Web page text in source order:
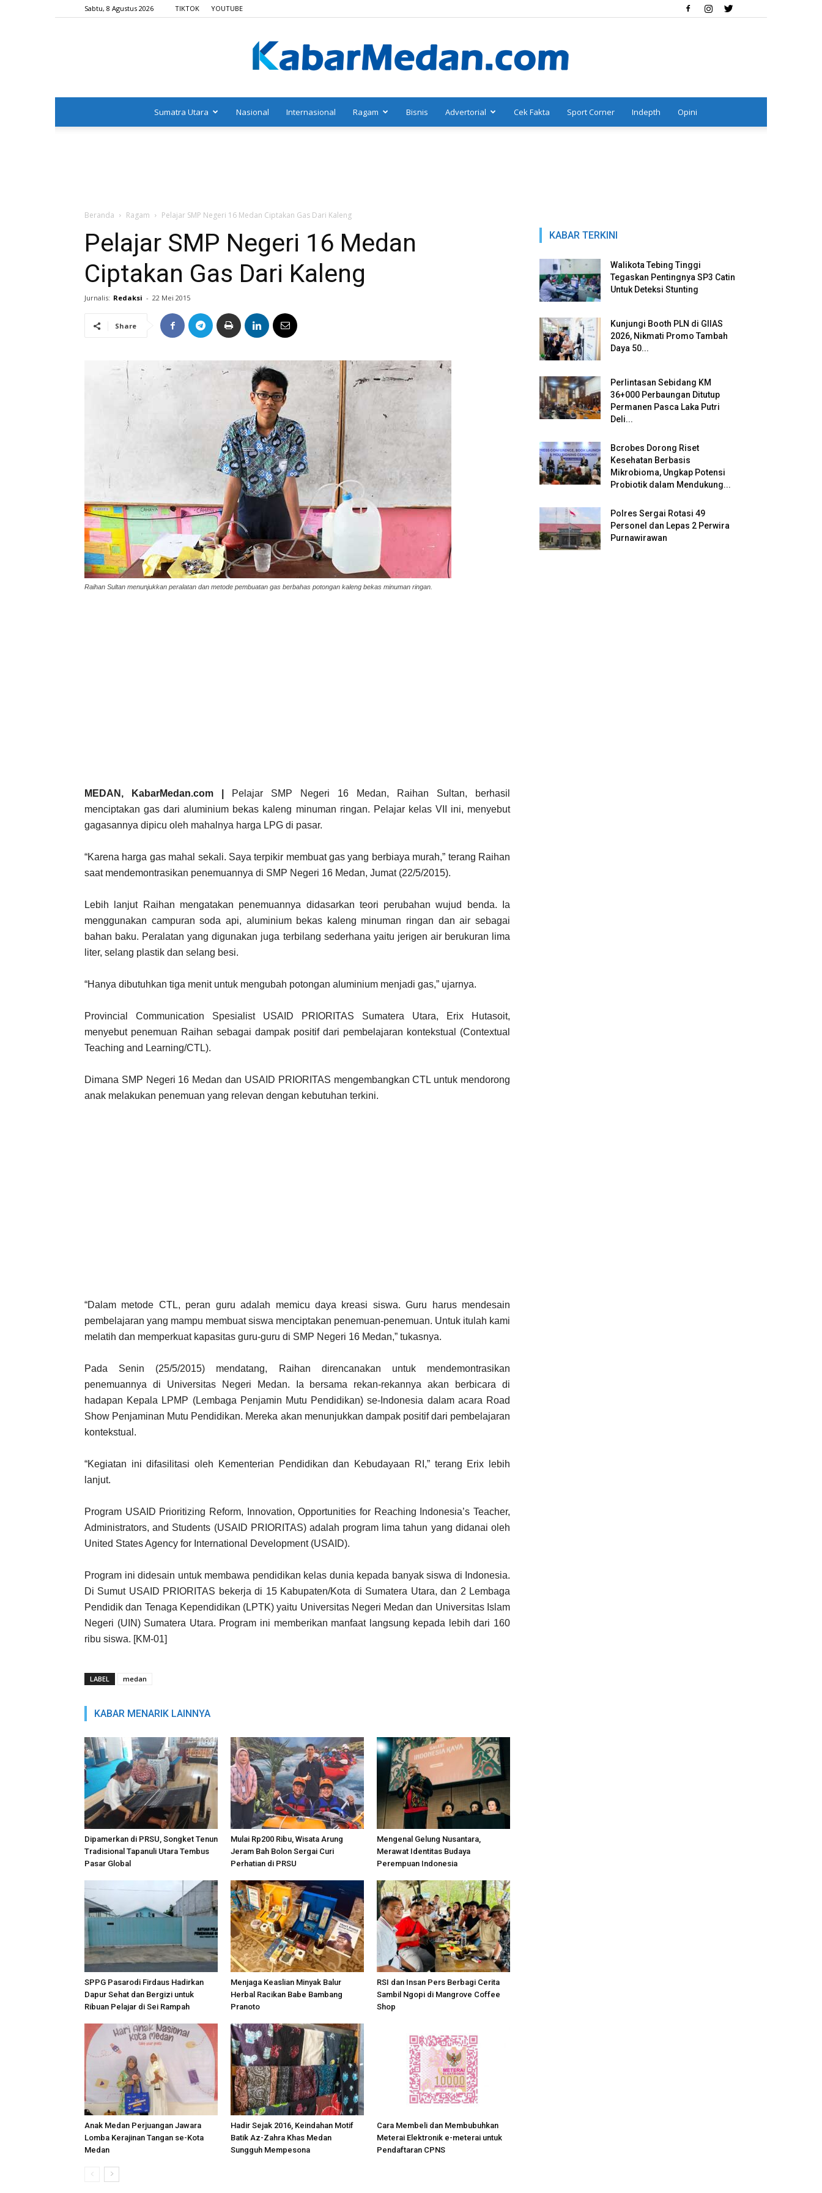
Sabtu, 8 Agustus 2026 TIKTOK YOUTUBE
Sumatra Utara Nasional Internasional Ragam Bisnis Advertorial Cek Fakta Sport Corner Indepth Opini
Beranda Ragam Pelajar SMP Negeri 16 Medan Ciptakan Gas Dari Kaleng
Pelajar SMP Negeri 16 Medan
Ciptakan Gas Dari Kaleng
Jurnalis: Redaksi - 22 Mei 2015
Share
Raihan Sultan menunjukkan peralatan dan metode pembuatan gas berbahas potongan kaleng bekas minuman ringan.
MEDAN, KabarMedan.com |
Pelajar SMP Negeri 16 Medan, Raihan Sultan, berhasil
menciptakan gas dari aluminium bekas kaleng minuman ringan. Pelajar kelas VII ini, menyebut
gagasannya dipicu oleh mahalnya harga LPG di pasar.
“Karena harga gas mahal sekali. Saya terpikir membuat gas yang berbiaya murah,” terang Raihan
saat mendemontrasikan penemuannya di SMP Negeri 16 Medan, Jumat (22/5/2015).
Lebih lanjut Raihan mengatakan penemuannya didasarkan teori perubahan wujud benda. Ia
menggunakan campuran soda api, aluminium bekas kaleng minuman ringan dan air sebagai
bahan baku. Peralatan yang digunakan juga terbilang sederhana yaitu jerigen air berukuran lima
liter, selang plastik dan selang besi.
“Hanya dibutuhkan tiga menit untuk mengubah potongan aluminium menjadi gas,” ujarnya.
Provincial Communication Spesialist USAID PRIORITAS Sumatera Utara, Erix Hutasoit,
menyebut penemuan Raihan sebagai dampak positif dari pembelajaran kontekstual (Contextual
Teaching and Learning/CTL).
Dimana SMP Negeri 16 Medan dan USAID PRIORITAS mengembangkan CTL untuk mendorong
anak melakukan penemuan yang relevan dengan kebutuhan terkini.
“Dalam metode CTL, peran guru adalah memicu daya kreasi siswa. Guru harus mendesain
pembelajaran yang mampu membuat siswa menciptakan penemuan-penemuan. Untuk itulah kami
melatih dan memperkuat kapasitas guru-guru di SMP Negeri 16 Medan,” tukasnya.
Pada Senin (25/5/2015) mendatang, Raihan direncanakan untuk mendemontrasikan
penemuannya di Universitas Negeri Medan. Ia bersama rekan-rekannya akan berbicara di
hadapan Kepala LPMP (Lembaga Penjamin Mutu Pendidikan) se-Indonesia dalam acara Road
Show Penjaminan Mutu Pendidikan. Mereka akan menunjukkan dampak positif dari pembelajaran
kontekstual.
“Kegiatan ini difasilitasi oleh Kementerian Pendidikan dan Kebudayaan RI,” terang Erix lebih
lanjut.
Program USAID Prioritizing Reform, Innovation, Opportunities for Reaching Indonesia’s Teacher,
Administrators, and Students (USAID PRIORITAS) adalah program lima tahun yang didanai oleh
United States Agency for International Development (USAID).
Program ini didesain untuk membawa pendidikan kelas dunia kepada banyak siswa di Indonesia.
Di Sumut USAID PRIORITAS bekerja di 15 Kabupaten/Kota di Sumatera Utara, dan 2 Lembaga
Pendidik dan Tenaga Kependidikan (LPTK) yaitu Universitas Negeri Medan dan Universitas Islam
Negeri (UIN) Sumatera Utara. Program ini memberikan manfaat langsung kepada lebih dari 160
ribu siswa. [KM-01]
LABEL medan
KABAR MENARIK LAINNYA
Dipamerkan di PRSU, Songket Tenun
Tradisional Tapanuli Utara Tembus
Pasar Global
Mulai Rp200 Ribu, Wisata Arung
Jeram Bah Bolon Sergai Curi
Perhatian di PRSU
Mengenal Gelung Nusantara,
Merawat Identitas Budaya
Perempuan Indonesia
SPPG Pasarodi Firdaus Hadirkan
Dapur Sehat dan Bergizi untuk
Ribuan Pelajar di Sei Rampah
Menjaga Keaslian Minyak Balur
Herbal Racikan Babe Bambang
Pranoto
RSI dan Insan Pers Berbagi Cerita
Sambil Ngopi di Mangrove Coffee
Shop
Anak Medan Perjuangan Jawara
Lomba Kerajinan Tangan se-Kota
Medan
Hadir Sejak 2016, Keindahan Motif
Batik Az-Zahra Khas Medan
Sungguh Mempesona
Cara Membeli dan Membubuhkan
Meterai Elektronik e-meterai untuk
Pendaftaran CPNS
KABAR TERKINI
Walikota Tebing Tinggi
Tegaskan Pentingnya SP3 Catin
Untuk Deteksi Stunting
Kunjungi Booth PLN di GIIAS
2026, Nikmati Promo Tambah
Daya 50...
Perlintasan Sebidang KM
36+000 Perbaungan Ditutup
Permanen Pasca Laka Putri
Deli...
Bcrobes Dorong Riset
Kesehatan Berbasis
Mikrobioma, Ungkap Potensi
Probiotik dalam Mendukung...
Polres Sergai Rotasi 49
Personel dan Lepas 2 Perwira
Purnawirawan